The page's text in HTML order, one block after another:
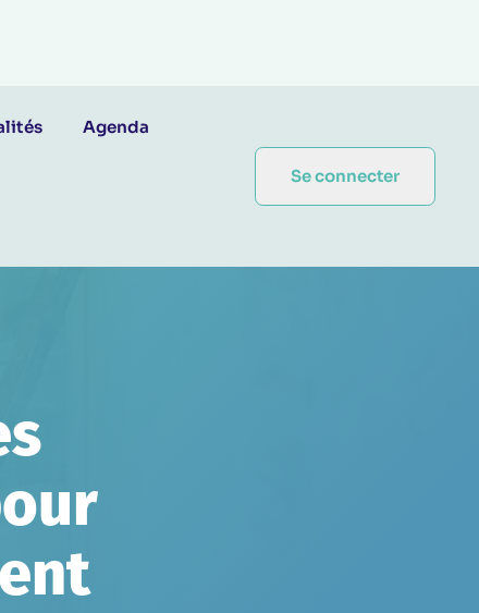
Agenda
Se connecter